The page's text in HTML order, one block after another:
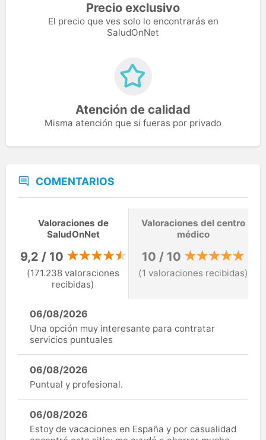
Precio exclusivo
El precio que ves solo lo encontrarás en
SaludOnNet
Atención de calidad
Misma atención que si fueras por privado
COMENTARIOS
Valoraciones de
SaludOnNet
9,2 / 10
(171.238 valoraciones
recibidas)
Valoraciones del centro
médico
10 / 10
(1 valoraciones recibidas)
06/08/2026
Una opción muy interesante para contratar
servicios puntuales
06/08/2026
Puntual y profesional.
06/08/2026
Estoy de vacaciones en España y por casualidad